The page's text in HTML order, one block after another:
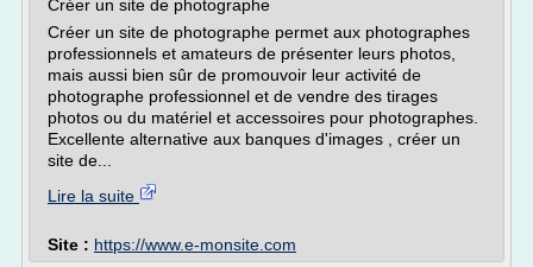
Créer un site de photographe
Créer un site de photographe permet aux photographes
professionnels et amateurs de présenter leurs photos,
mais aussi bien sûr de promouvoir leur activité de
photographe professionnel et de vendre des tirages
photos ou du matériel et accessoires pour photographes.
Excellente alternative aux banques d'images , créer un
site de...
Lire la suite
Site : https://www.e-monsite.com